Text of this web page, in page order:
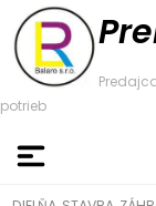
potrieb